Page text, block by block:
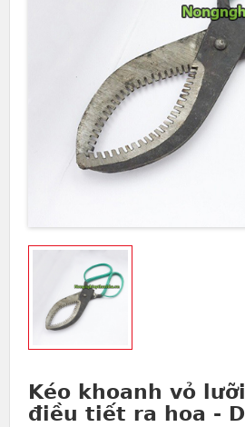
Kéo khoanh vỏ
điều tiết ra hoa -